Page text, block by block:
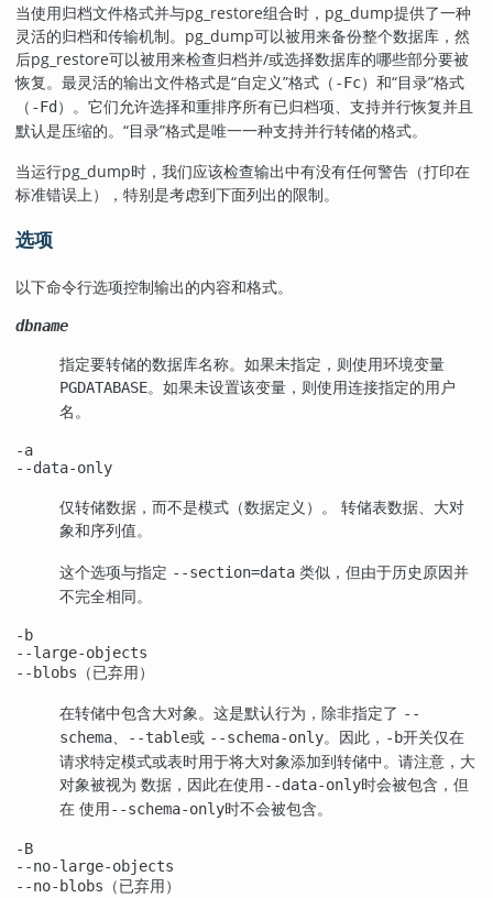
当使用归档文件格式并与pg_restore组合时， pg_dump提供了一种
灵活的归档和传输机制。 pg_dump可以被用来备份整个数据库，然
后pg_restore可以被用来检查归档并/或选择数据库的哪些部分要被
恢复。最灵活的输出文件格式是“自定义”格式（ -Fc）和“目录”格式
（ -Fd ）。它们允许选择和重排序所有已归档项、支持并行恢复并且
默认是压缩的。 “目录”格式是唯一一种支持并行转储的格式。
当运行pg_dump时，我们应该检查输出中有没有任何警告（打印在
标准错误上），特别是考虑到下面列出的限制。
选项
以下命令行选项控制输出的内容和格式。
dbname
指定要转储的数据库名称。如果未指定，则使用环境变量
PGDATABASE。如果未设置该变量，则使用连接指定的用户
名。
-a
--data-only
仅转储数据，而不是模式（数据定义）。 转储表数据、大对
象和序列值。
这个选项与指定 --section=data 类似，但由于历史原因并
不完全相同。
-b
--large-objects
--blobs
（已弃用）
在转储中包含大对象。这是默认行为，除非指定了 --
schema、 --table或 --schema-only。因此， -b开关仅在
请求特定模式或表时用于将大对象添加到转储中。请注意，大
对象被视为 数据，因此在使用--data-only时会被包含，但
在 使用--schema-only时不会被包含。
-B
--no-large-objects
--no-blobs
（已弃用）